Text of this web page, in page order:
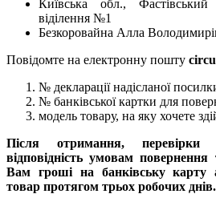
Київська обл.,
віділення №1
Безкоровайна Алла
Повідомте на електронну пошту
№ декларації надісланої
№ банківської картки для
модель товару, на яку хочете
Після отримання,
відповідність умовам
Вам гроші на банківську карту
товар протягом трьох робочих днів.